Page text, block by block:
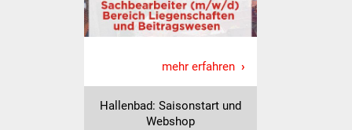
Wirtschaft
Haushalt & Infos
Wirtschaftsförderung
mehr erfahren
Hallenbad: Saisonstart und
Webshop